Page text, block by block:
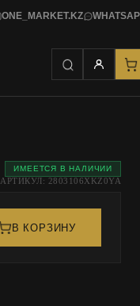
ONE_MARKET.KZ
ИМЕЕТСЯ В НАЛИЧИИ
АРТИКУЛ: 2803106XKZ0YA
В КОРЗИНУ